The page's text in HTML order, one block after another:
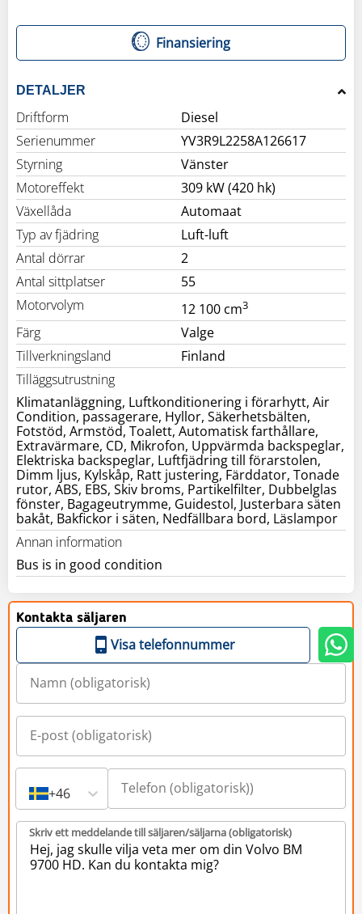
Finansiering
DETALJER
Driftform
Diesel
Serienummer
YV3R9L2258A126617
Styrning
Vänster
Motoreffekt
309 kW (420 hk)
Växellåda
Automaat
Typ av fjädring
Luft-luft
Antal dörrar
2
Antal sittplatser
55
Motorvolym
12 100 cm3
Färg
Valge
Tillverkningsland
Finland
Tilläggsutrustning
Klimatanläggning, Luftkonditionering i förarhytt, Air
Condition, passagerare, Hyllor, Säkerhetsbälten,
Fotstöd, Armstöd, Toalett, Automatisk farthållare,
Extravärmare, CD, Mikrofon, Uppvärmda backspeglar,
Elektriska backspeglar, Luftfjädring till förarstolen,
Dimm ljus, Kylskåp, Ratt justering, Färddator, Tonade
rutor, ABS, EBS, Skiv broms, Partikelfilter, Dubbelglas
fönster, Bagageutrymme, Guidestol, Justerbara säten
bakåt, Bakfickor i säten, Nedfällbara bord, Läslampor
Annan information
Bus is in good condition
Kontakta säljaren
Visa telefonnummer
+46
Skriv ett meddelande till säljaren/säljarna (obligatorisk)